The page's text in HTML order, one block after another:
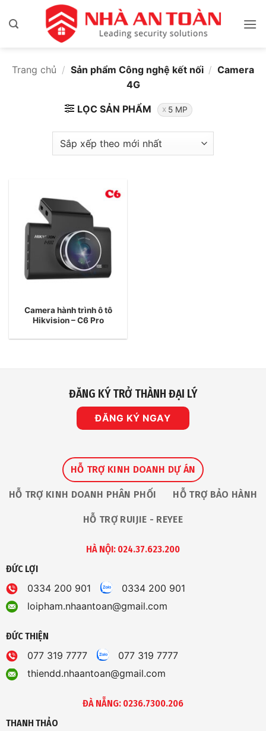
qua
Trang chủ / Sản phẩm Công nghệ kết nối / Camera
4G
LỌC SẢN PHẨM 5 MP
Camera hành trình ô tô
Hikvision – C6 Pro
ĐĂNG KÝ TRỞ THÀNH ĐẠI LÝ
ĐĂNG KÝ NGAY
HỖ TRỢ KINH DOANH DỰ ÁN
HỖ TRỢ KINH DOANH PHÂN PHỐI HỖ TRỢ BẢO HÀNH
HỖ TRỢ RUIJIE - REYEE
HÀ NỘI: 024.37.623.200
ĐỨC LỢI
0334 200 901
0334 200 901
loipham.nhaantoan@gmail.com
ĐỨC THIỆN
077 319 7777
077 319 7777
thiendd.nhaantoan@gmail.com
ĐÀ NẴNG: 0236.7300.206
THANH THẢO